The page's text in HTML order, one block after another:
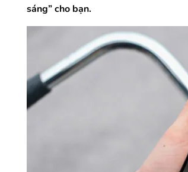
sáng” cho bạn.